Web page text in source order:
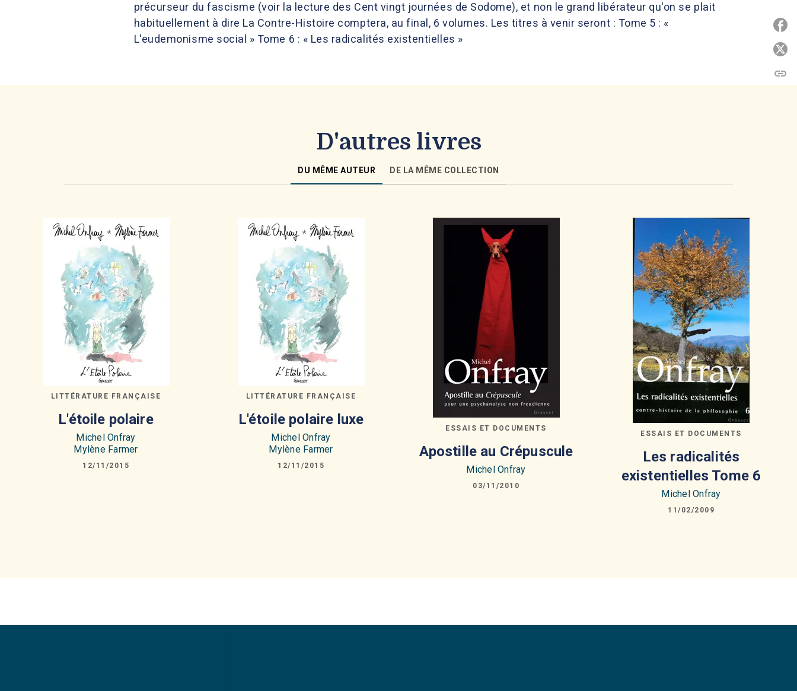
précurseur du fascisme (voir la lecture des Cent vingt journées de Sodome), et non le grand libérateur qu'on se plait
habituellement à dire La Contre-Histoire comptera, au final, 6 volumes. Les titres à venir seront : Tome 5 : «
L'eudemonisme social » Tome 6 : « Les radicalités existentielles »
D'autres livres
DU MÊME AUTEUR DE LA MÊME COLLECTION
LITTÉRATURE FRANÇAISE
L'étoile polaire
Michel Onfray
Mylène Farmer
12/11/2015
LITTÉRATURE FRANÇAISE
L'étoile polaire luxe
Michel Onfray
Mylène Farmer
12/11/2015
ESSAIS ET DOCUMENTS
Apostille au Crépuscule
Michel Onfray
03/11/2010
ESSAIS ET DOCUMENTS
Les radicalités
existentielles Tome 6
Michel Onfray
11/02/2009
link